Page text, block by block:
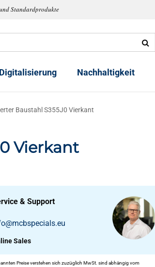
Standardprodukte
Digitalisierung Nachhaltigkeit
Baustahl S355J0 Vierkant
Vierkant
& Support
Sales
Preise verstehen sich zuzüglich MwSt. sind abhängig vom